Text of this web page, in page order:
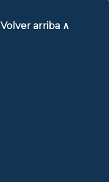
Volver arriba ∧